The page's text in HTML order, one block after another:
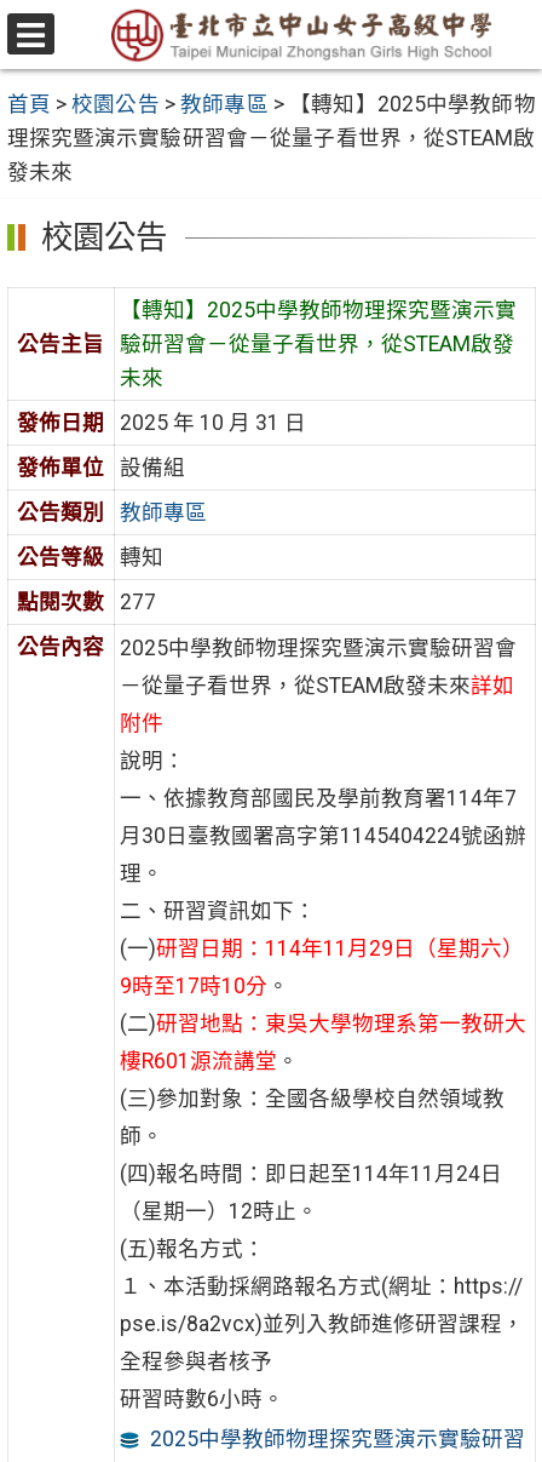
跳
至
要
內
容
區
選
單
首頁 >校園公告 >教師專區 >
【轉知】2025中學教師物
理探究暨演示實驗研習會－從量子看世界，從STEAM啟
發未來
校園公告
公告主旨
【轉知】2025中學教師物理探究暨演示實
驗研習會－從量子看世界，從STEAM啟發
未來
發佈日期
2025 年 10 月 31 日
發佈單位
設備組
公告類別
教師專區
公告等級
轉知
點閱次數
277
公告內容
2025中學教師物理探究暨演示實驗研習會
－從量子看世界，從STEAM啟發未來詳如
附件
說明：
一、依據教育部國民及學前教育署114年7
月30日臺教國署高字第1145404224號函辦
理。
二、研習資訊如下：
(一)研習日期：114年11月29日（星期六）
9時至17時10分 。
(二)研習地點：東吳大學物理系第一教研大
樓R601源流講堂 。
(三)參加對象：全國各級學校自然領域教
師。
(四)報名時間：即日起至114年11月24日
（星期一）12時止。
(五)報名方式：
１、本活動採網路報名方式(網址：https://
pse.is/8a2vcx)並列入教師進修研習課程，
全程參與者核予
研習時數6小時。
2025中學教師物理探究暨演示實驗研習